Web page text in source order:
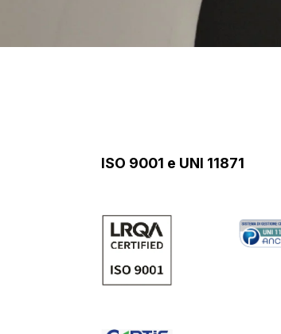
ISO 9001 e UNI 11871